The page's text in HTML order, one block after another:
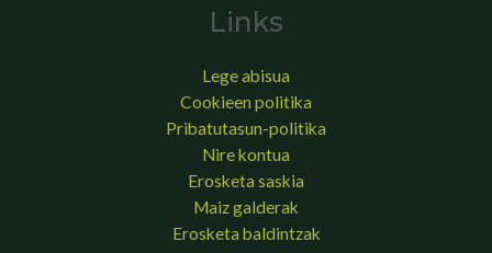
Links
Lege abisua
Cookieen politika
Pribatutasun-politika
Nire kontua
Erosketa saskia
Maiz galderak
Erosketa baldintzak